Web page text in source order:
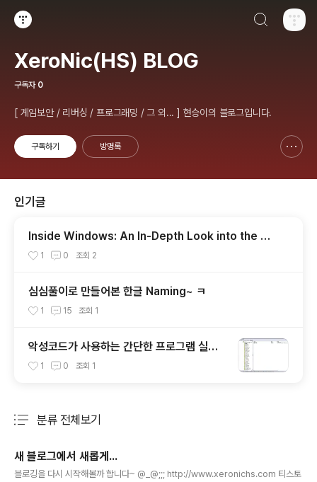
XeroNic(HS) BLOG
구독자 0
[ 게임보안 / 리버싱 / 프로그래밍 / 그 외... ] 현승이의 블로그입니다.
구독하기 방명록
인기글
Inside Windows: An In-Depth Look into the Wi
n32 PE File Format, Part 2
1 0 조회 2
심심풀이로 만들어본 한글 Naming~ ㅋ
1 15 조회 1
악성코드가 사용하는 간단한 프로그램 실행
방지 기법.
1 0 조회 1
분류 전체보기
새 블로그에서 새롭게...
블로깅을 다시 시작해볼까 합니다~ @_@;;; http://www.xeronichs.com 티스토